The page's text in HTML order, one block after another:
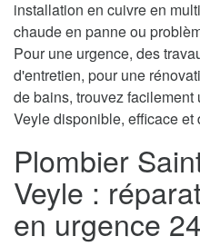
installation en cuivre en
chaude en panne ou
Pour une urgence, des
d'entretien, pour une
de bains, trouvez
Veyle disponible, efficace et
Plombier
Veyle :
en urgence